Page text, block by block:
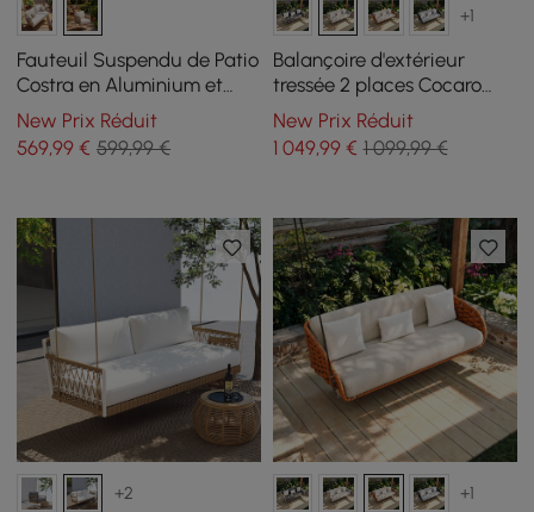
Fauteuil Suspendu de Patio
Costra en Aluminium et
Corde Tressée à la Main
Une Place
New Prix Réduit
569,99 € 599,99 €
+1
Balançoire d'extérieur
tressée 2 places Cocaro
avec coussin gris clair
New Prix Réduit
1 049,99€ 1 099,99 €
+2 +1